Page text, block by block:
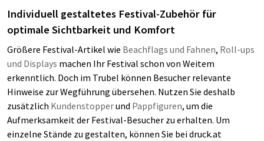
Individuell gestaltetes Festival-Zubehör für
optimale Sichtbarkeit und Komfort
Größere Festival-Artikel wie Beachflags und Fahnen, Roll-ups
und Displays machen Ihr Festival schon von Weitem
erkenntlich. Doch im Trubel können Besucher relevante
Hinweise zur Wegführung übersehen. Nutzen Sie deshalb
zusätzlich Kundenstopperund Pappfiguren, um die
Aufmerksamkeit der Festival-Besucher zu erhalten. Um
einzelne Stände zu gestalten, können Sie bei druck.at